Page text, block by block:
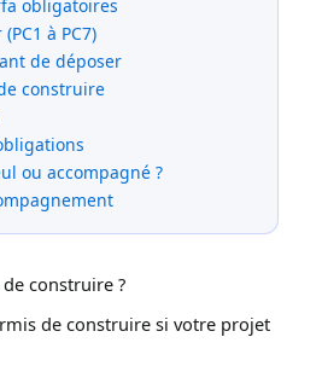
obligatoires
à PC7)
de déposer
construire
ou accompagné ?
construire ?
de construire si votre projet